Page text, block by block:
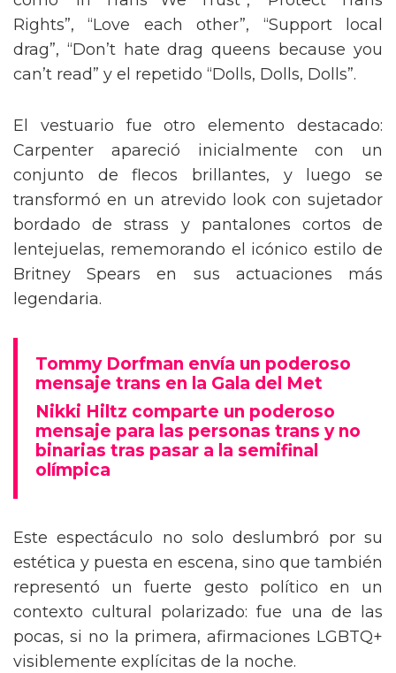
Rights”, “Love each other”, “Support local
drag”, “Don’t hate drag queens because you
can’t read” y el repetido “Dolls, Dolls, Dolls”.
El vestuario fue otro elemento destacado:
Carpenter apareció inicialmente con un
conjunto de flecos brillantes, y luego se
transformó en un atrevido look con sujetador
bordado de strass y pantalones cortos de
lentejuelas, rememorando el icónico estilo de
Britney Spears en sus actuaciones más
legendaria.
Tommy Dorfman envía un poderoso
mensaje trans en la Gala del Met
Nikki Hiltz comparte un poderoso
mensaje para las personas trans y no
binarias tras pasar a la semifinal
olímpica
Este espectáculo no solo deslumbró por su
estética y puesta en escena, sino que también
representó un fuerte gesto político en un
contexto cultural polarizado: fue una de las
pocas, si no la primera, afirmaciones LGBTQ+
visiblemente explícitas de la noche.